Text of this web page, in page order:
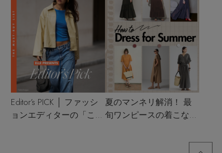
Editor’s PICK │ ファッシ
ョンエディターの「これ
夏のマンネリ解消！ 最
旬ワンピースの着こなし